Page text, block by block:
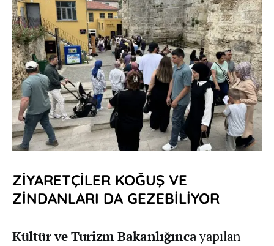
ZİYARETÇİLER KOĞUŞ VE
ZİNDANLARI DA GEZEBİLİYOR
Kültür ve Turizm Bakanlığıncayapılan